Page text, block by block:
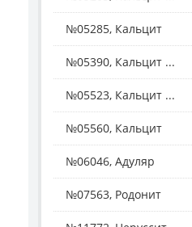
№05285, Кальцит
№05390, Кальцит ...
№05523, Кальцит ...
№05560, Кальцит
№06046, Адуляр
№07563, Родонит